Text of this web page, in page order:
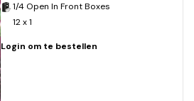
1/4 Open In Front Boxes
12 x 1
Login om te bestellen